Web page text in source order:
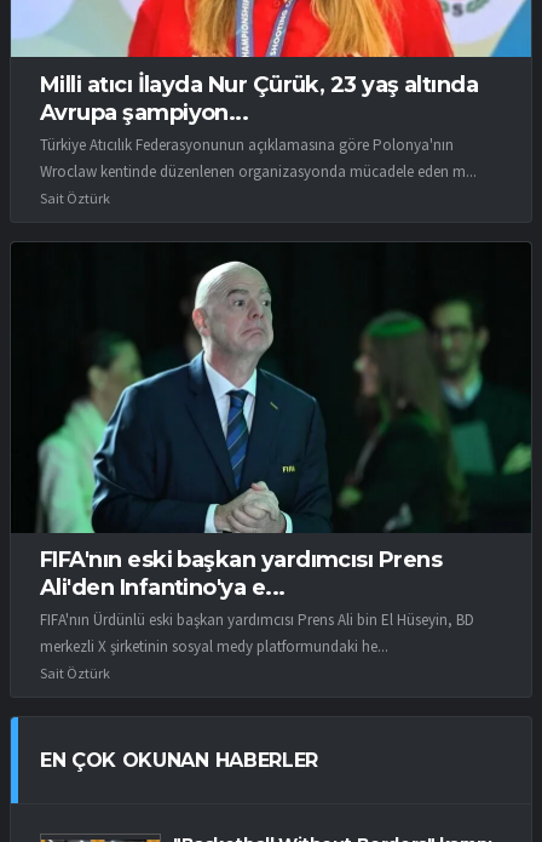
Milli atıcı İlayda Nur Çürük, 23 yaş altında
Avrupa şampiyon...
Türkiye Atıcılık Federasyonunun açıklamasına göre Polonya'nın
Wroclaw kentinde düzenlenen organizasyonda mücadele eden m...
Sait Öztürk
FIFA'nın eski başkan yardımcısı Prens
Ali'den Infantino'ya e...
FIFA'nın Ürdünlü eski başkan yardımcısı Prens Ali bin El Hüseyin, BD
merkezli X şirketinin sosyal medy platformundaki he...
Sait Öztürk
EN ÇOK OKUNAN HABERLER